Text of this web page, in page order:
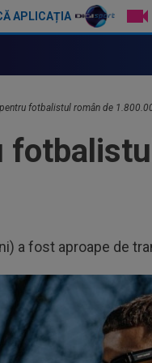
APLICAȚIA
pentru fotbalistul român de
a fost aproape de